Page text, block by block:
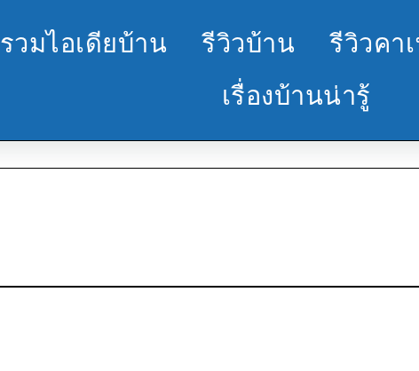
รวมไอเดียบ้าน รีวิวบ้าน รีวิวคา
เรื่องบ้านน่ารู้